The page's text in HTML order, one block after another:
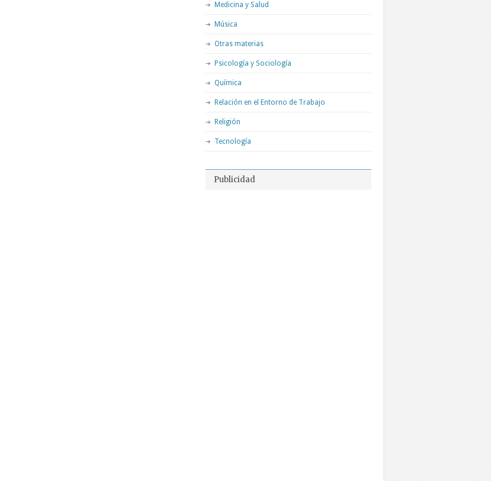
Medicina y Salud
Música
Otras materias
Psicología y Sociología
Química
Relación en el Entorno de Trabajo
Religión
Tecnología
Publicidad